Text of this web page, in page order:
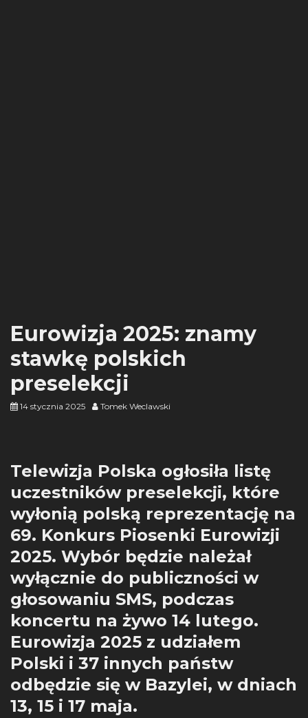
Eurowizja 2025: znamy
stawkę polskich
preselekcji
14 stycznia 2025 Tomek Weclawski
Telewizja Polska ogłosiła listę
uczestników preselekcji, które
wyłonią polską reprezentację na
69. Konkurs Piosenki Eurowizji
2025. Wybór będzie należał
wyłącznie do publiczności w
głosowaniu SMS, podczas
koncertu na żywo 14 lutego.
Eurowizja 2025 z udziałem
Polski i 37 innych państw
odbędzie się w Bazylei, w dniach
13, 15 i 17 maja.